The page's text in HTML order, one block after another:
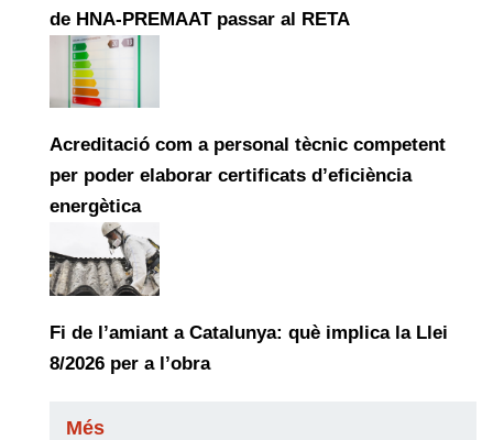
de HNA-PREMAAT passar al RETA
Acreditació com a personal tècnic competent
per poder elaborar certificats d’eficiència
energètica
Fi de l’amiant a Catalunya: què implica la Llei
8/2026 per a l’obra
Més